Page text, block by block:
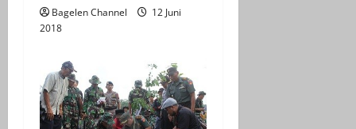
Bagelen Channel
12 Juni
2018